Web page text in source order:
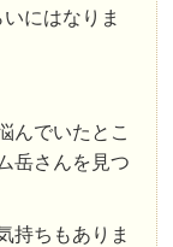
にはなりま
んでいたとこ
岳さんを見つ
持ちもありま